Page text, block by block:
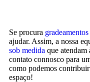
Se procura gradeamentos
ajudar. Assim, a nossa
sob medida que atendam
contato connosco para
como podemos contribuir
espaço!